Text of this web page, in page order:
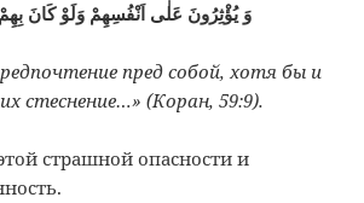
وَ يُؤْثِرُونَ عَلٰى اَنْفُسِهِمْ وَلَوْ كَانَ
пред собой, хотя бы и
стеснение…» (Коран, 59:9).
страшной опасности и